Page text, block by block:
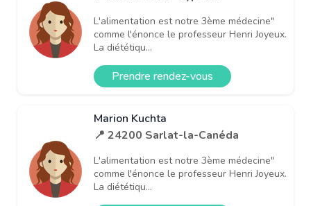
L'alimentation est notre 3ème médecine"
comme l'énonce le professeur Henri Joyeux.
La diététiqu...
Prendre rendez-vous
Marion Kuchta
📍 24200 Sarlat-la-Canéda
L'alimentation est notre 3ème médecine"
comme l'énonce le professeur Henri Joyeux.
La diététiqu...